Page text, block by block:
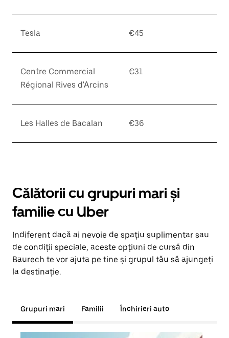
Tesla €45
Centre Commercial
Régional Rives d'Arcins
€31
Les Halles de Bacalan €36
Călătorii cu grupuri mari și
familie cu Uber
Indiferent dacă ai nevoie de spațiu suplimentar sau
de condiții speciale, aceste opțiuni de cursă din
Baurech te vor ajuta pe tine și grupul tău să ajungeți
la destinație.
Grupuri mari Familii Închirieri auto